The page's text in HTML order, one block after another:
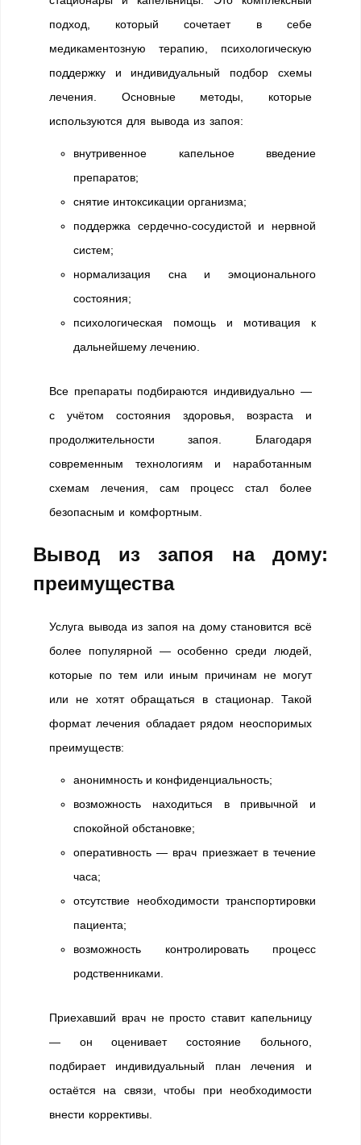
подход, который сочетает в себе
медикаментозную терапию, психологическую
поддержку и индивидуальный подбор схемы
лечения. Основные методы, которые
используются для вывода из запоя:
внутривенное капельное введение
препаратов;
снятие интоксикации организма;
поддержка сердечно-сосудистой и нервной
систем;
нормализация сна и эмоционального
состояния;
психологическая помощь и мотивация к
дальнейшему лечению.
Все препараты подбираются индивидуально —
с учётом состояния здоровья, возраста и
продолжительности запоя. Благодаря
современным технологиям и наработанным
схемам лечения, сам процесс стал более
безопасным и комфортным.
Вывод из запоя на дому:
преимущества
Услуга вывода из запоя на дому становится всё
более популярной — особенно среди людей,
которые по тем или иным причинам не могут
или не хотят обращаться в стационар. Такой
формат лечения обладает рядом неоспоримых
преимуществ:
анонимность и конфиденциальность;
возможность находиться в привычной и
спокойной обстановке;
оперативность — врач приезжает в течение
часа;
отсутствие необходимости транспортировки
пациента;
возможность контролировать процесс
родственниками.
Приехавший врач не просто ставит капельницу
— он оценивает состояние больного,
подбирает индивидуальный план лечения и
остаётся на связи, чтобы при необходимости
внести коррективы.